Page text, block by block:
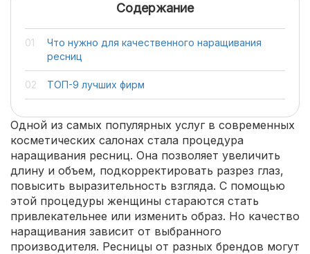
Содержание
Что нужно для качественного наращивания
ресниц
ТОП-9 лучших фирм
Одной из самых популярных услуг в современных
косметических салонах стала процедура
наращивания ресниц. Она позволяет увеличить
длину и объем, подкорректировать разрез глаз,
повысить выразительность взгляда. С помощью
этой процедуры женщины стараются стать
привлекательнее или изменить образ. Но качество
наращивания зависит от выбранного
производителя. Ресницы от разных брендов могут